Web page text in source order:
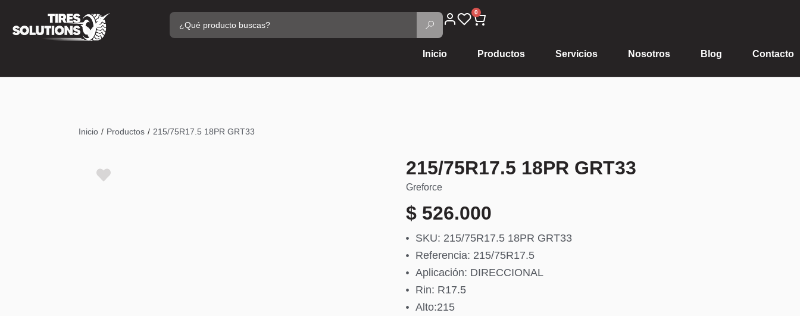
0
Inicio Productos Servicios Nosotros Blog Contacto
Inicio / Productos / 215/75R17.5 18PR GRT33
215/75R17.5 18PR GRT33
Greforce
$ 526.000
SKU: 215/75R17.5 18PR GRT33
Referencia: 215/75R17.5
Aplicación: DIRECCIONAL
Rin: R17.5
Alto:215